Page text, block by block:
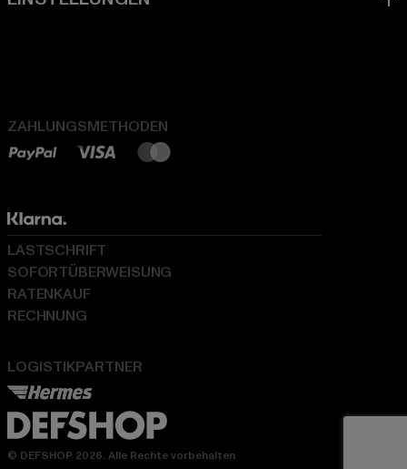
ZAHLUNGSMETHODEN
LOGISTIKPARTNER
LASTSCHRIFT
SOFORTÜBERWEISUNG
RATENKAUF
RECHNUNG
© DEFSHOP 2026. Alle Rechte vorbehalten